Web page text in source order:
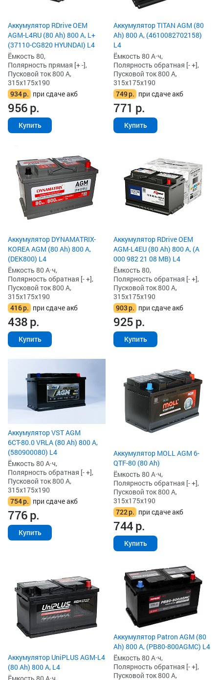
Аккумулятор RDrive OEM
AGM-L4RU (80 Ah) 800 А, L+
(37110-CG820 HYUNDAI) L4
Ёмкость 80,
Полярность прямая [+ -],
Пусковой ток 800 А,
315x175x190
934р. при сдаче акб
956р.
Купить
Аккумулятор TITAN AGM (80
Ah) 800 А, (4610082702158)
L4
Ёмкость 80 А·ч,
Полярность обратная [- +],
Пусковой ток 800 А,
315x175x190
749р. при сдаче акб
771 р.
Купить
Аккумулятор DYNAMATRIX-
KOREA AGM (80 Ah) 800 А,
(DEK800) L4
Ёмкость 80 А·ч,
Полярность обратная [- +],
Пусковой ток 800 А,
315x175x190
416р. при сдаче акб
438р.
Купить
Аккумулятор RDrive OEM
AGM-L4EU (80 Ah) 800 А, (A
000 982 21 08 MB) L4
Ёмкость 80,
Полярность обратная [- +],
Пусковой ток 800 А,
315x175x190
903р. при сдаче акб
925р.
Купить
Аккумулятор VST AGM
6СТ-80.0 VRLA (80 Ah) 800 А,
(580900080) L4
Ёмкость 80 А·ч,
Полярность обратная [- +],
Пусковой ток 800 А,
315x175x190
754р. при сдаче акб
776р.
Купить
Аккумулятор MOLL AGM 6-
QTF-80 (80 Ah)
Ёмкость 80 А·ч,
Полярность обратная [- +],
Пусковой ток 800 А,
315x175x190
722р. при сдаче акб
744р.
Купить
Аккумулятор UniPLUS AGM-L4
(80 Ah) 800 А, L4
Ёмкость 80 А·ч,
Аккумулятор Patron AGM (80
Ah) 800 А, (PB80-800AGMC) L4
Ёмкость 80 А·ч,
Полярность обратная [- +],
Пусковой ток 800 А,